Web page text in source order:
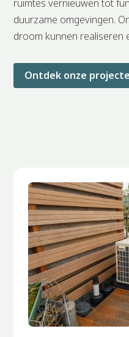
ruimtes vernieuwen tot
duurzame omgevingen.
droom kunnen realiseren
Ontdek onze